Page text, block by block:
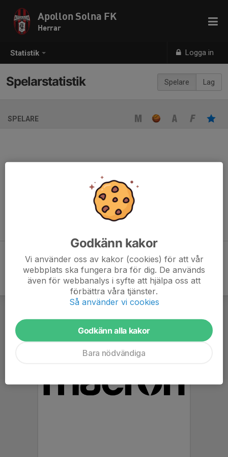
Statistik Logga in
Apollon Solna FK
Herrar
Spelare Lag
Spelarstatistik
SPELARE
Ingen spelarstatistik sparad
När ni fyller i uppställning på respektive match visas statistiken
automatiskt på denna sida
Godkänn kakor
Vi använder oss av kakor (cookies) för att vår
webbplats ska fungera bra för dig. De används
även för webbanalys i syfte att hjälpa oss att
förbättra våra tjänster.
Så använder vi cookies
Godkänn alla kakor
Bara nödvändiga